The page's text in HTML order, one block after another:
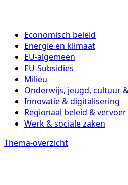
Economisch beleid
Energie en klimaat
EU-algemeen
EU-Subsidies
Milieu
Onderwijs, jeugd, cultuur
Innovatie & digitalisering
Regionaal beleid & vervoer
Werk & sociale zaken
Thema-overzicht